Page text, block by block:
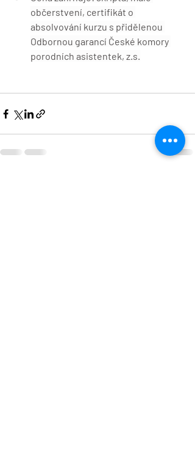
občerstvení, certifikát o
absolvování kurzu s přidělenou
Odbornou garancí České komory
porodních asistentek, z.s.